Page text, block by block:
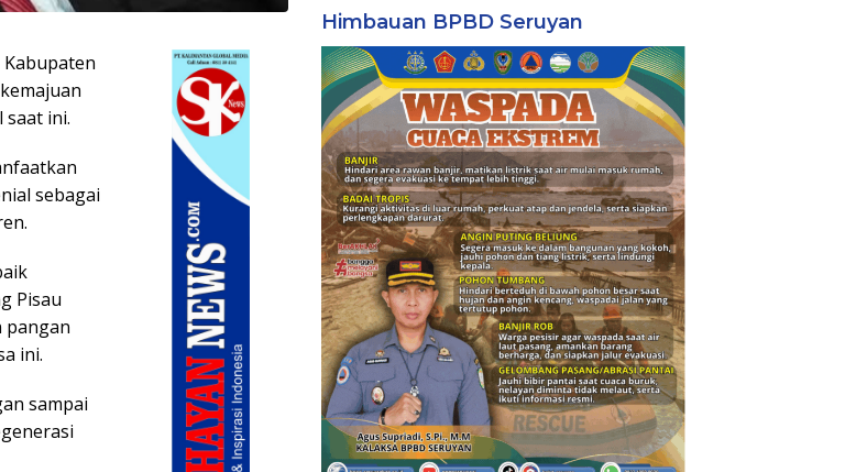
Kabupaten
ini.
sebagai
Pisau
pangan
ini.
sampai
Himbauan BPBD Seruyan